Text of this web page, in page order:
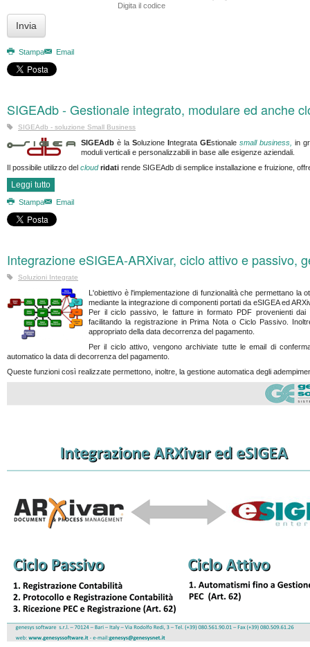
Digita il codice
Stampa Email
SIGEAdb - Gestionale integrato, modulare ed anche
SIGEAdb - soluzione Small Business
SIGEAdb è la Soluzione Integrata GEstionale small business, in
moduli verticali e personalizzabili in base alle esigenze aziendali.
Il possibile utilizzo del cloudridati rende SIGEAdb di semplice installazione e fruizione,
Leggi tutto
Stampa Email
Integrazione eSIGEA-ARXivar, ciclo attivo e passivo,
Soluzioni Integrate
L'obiettivo è l'implementazione di funzionalità che permettano la
mediante la integrazione di componenti portati da eSIGEA ed
Per il ciclo passivo, le fatture in formato PDF provenienti
facilitando la registrazione in Prima Nota o Ciclo Passivo.
appropriato della data decorrenza del pagamento.
Per il ciclo attivo, vengono archiviate tutte le email di
automatico la data di decorrenza del pagamento.
Queste funzioni così realizzate permettono, inoltre, la gestione automatica degli